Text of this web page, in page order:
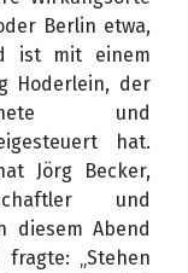
Berlin etwa,
ist mit einem
Hoderlein, der
und
hat.
Jörg Becker,
und
diesem Abend
„Stehen